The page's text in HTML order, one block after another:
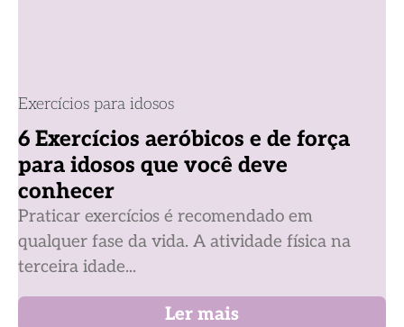
Exercícios para idosos
6 Exercícios aeróbicos e de força
para idosos que você deve
conhecer
Praticar exercícios é recomendado em
qualquer fase da vida. A atividade física na
terceira idade...
Ler mais